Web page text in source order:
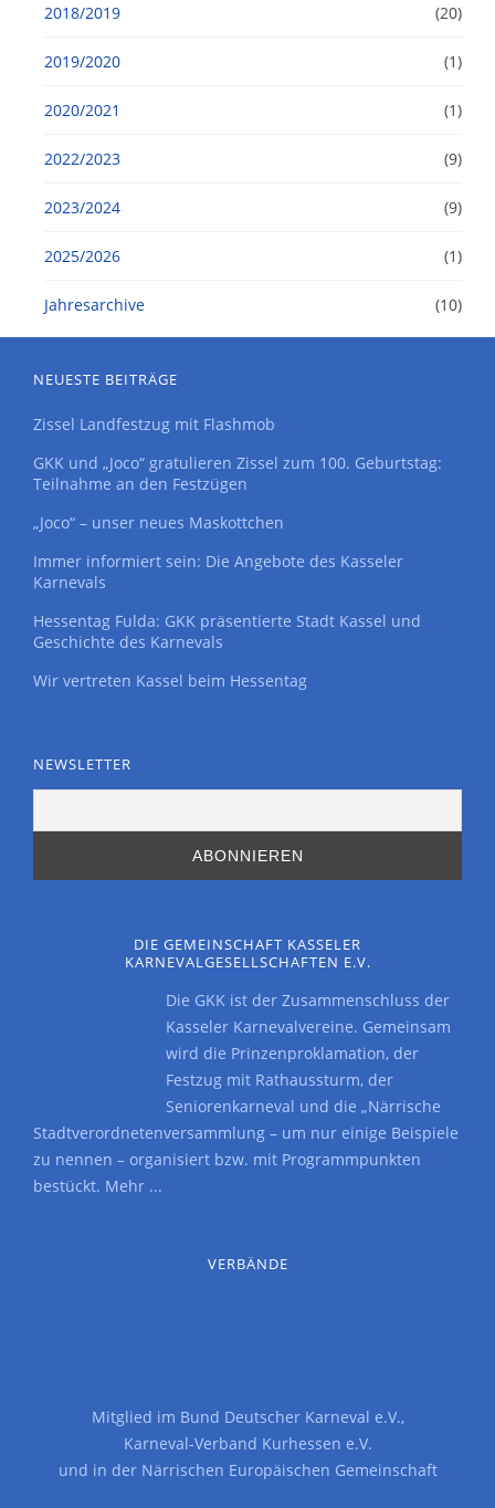
2018/2019 (20)
2019/2020 (1)
2020/2021 (1)
2022/2023 (9)
2023/2024 (9)
2025/2026 (1)
Jahresarchive (10)
NEUESTE BEITRÄGE
Zissel Landfestzug mit Flashmob
GKK und „Joco“ gratulieren Zissel zum 100. Geburtstag:
Teilnahme an den Festzügen
„Joco“ – unser neues Maskottchen
Immer informiert sein: Die Angebote des Kasseler
Karnevals
Hessentag Fulda: GKK präsentierte Stadt Kassel und
Geschichte des Karnevals
Wir vertreten Kassel beim Hessentag
NEWSLETTER
DIE GEMEINSCHAFT KASSELER
KARNEVALGESELLSCHAFTEN E.V.
Die GKK ist der Zusammenschluss der
Kasseler Karnevalvereine. Gemeinsam
wird die Prinzenproklamation, der
Festzug mit Rathaussturm, der
Seniorenkarneval und die „Närrische
Stadtverordnetenversammlung – um nur einige Beispiele
zu nennen – organisiert bzw. mit Programmpunkten
bestückt. Mehr ...
VERBÄNDE
Mitglied im Bund Deutscher Karneval e.V.,
Karneval-Verband Kurhessen e.V.
und in der Närrischen Europäischen Gemeinschaft